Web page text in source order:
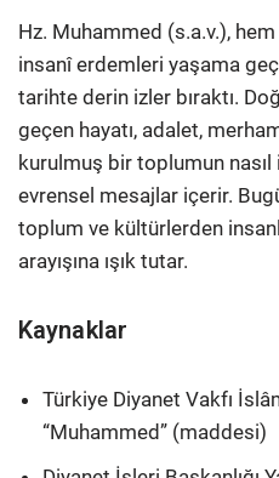
Hz. Muhammed (s.a.v.), hem
insanî erdemleri yaşama
tarihte derin izler bıraktı.
geçen hayatı, adalet,
kurulmuş bir toplumun
evrensel mesajlar içerir.
toplum ve kültürlerden
arayışına ışık tutar.
Kaynaklar
Türkiye Diyanet Vakfı
“Muhammed” (maddesi)